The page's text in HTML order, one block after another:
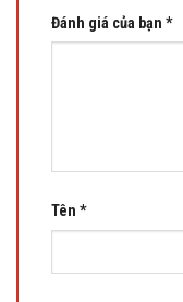
Đánh giá của bạn *
Tên *